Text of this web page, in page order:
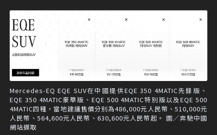
Mercedes-EQ EQE SUV在中國提供EQE 350 4MATIC先鋒版、
EQE 350 4MATIC豪華版、EQE 500 4MATIC特別版以及EQE 500
4MATIC四種，當地建議售價分別為486,000元人民幣、510,000元
人民幣、564,600元人民幣、630,600元人民幣起。 圖／奔馳中國
網站擷取